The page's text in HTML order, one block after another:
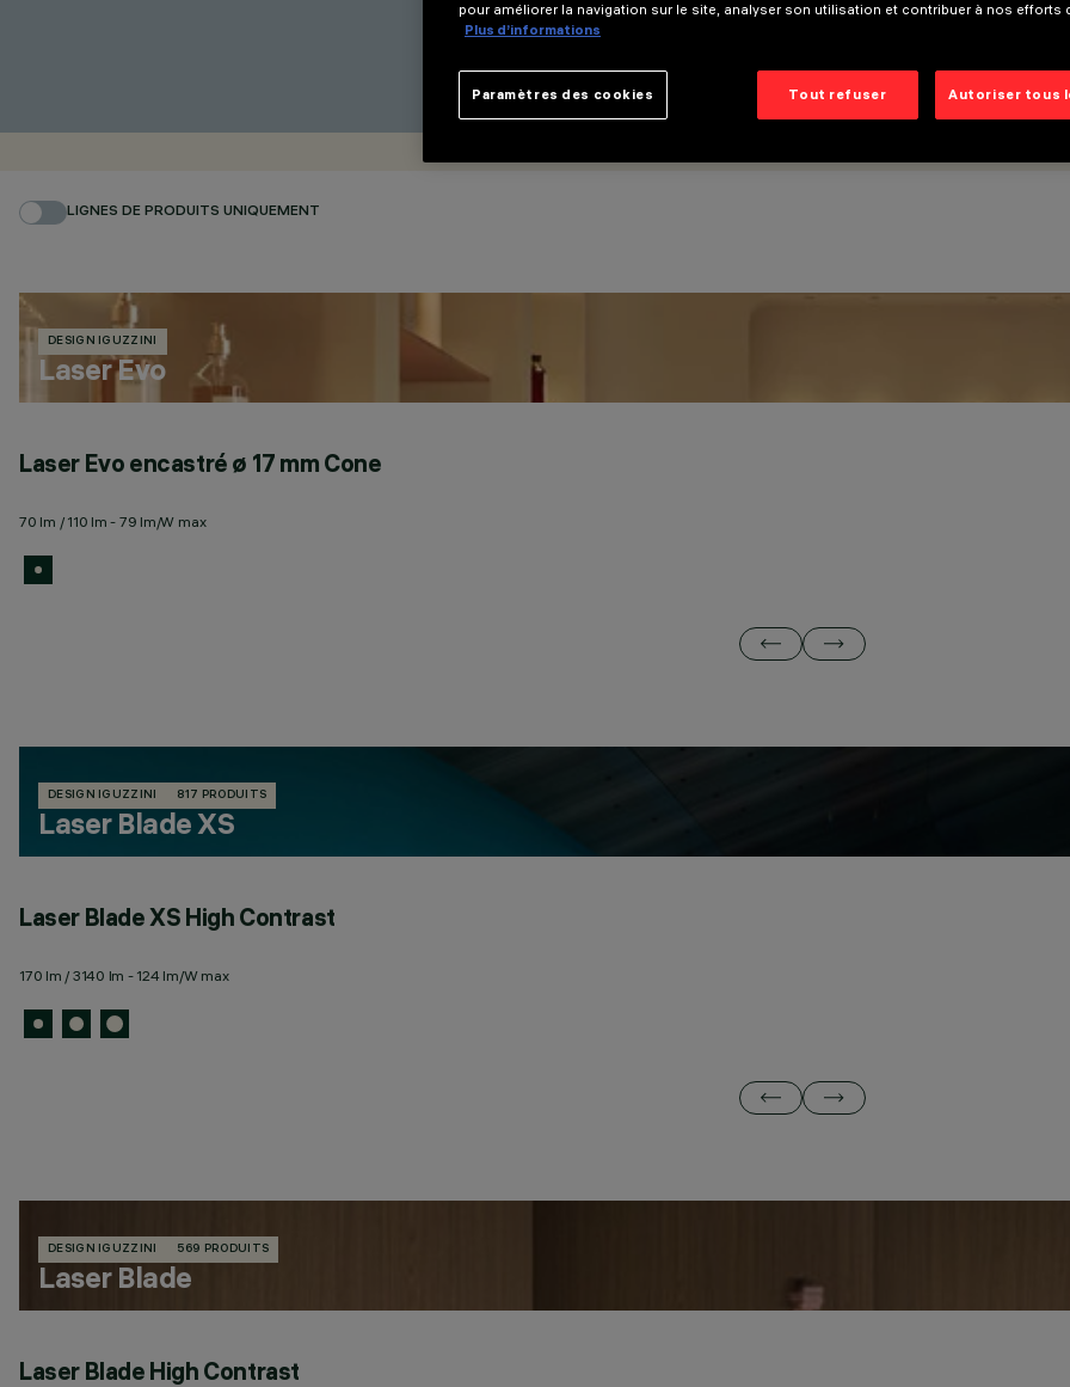
LIGNES DE PRODUITS UNIQUEMENT
DESIGN IGUZZINI
Laser Evo
Laser Evo encastré ø 17 mm Cone
70 lm / 110 lm - 79 lm/W max
DESIGN IGUZZINI 817 PRODUITS
Laser Blade XS
Laser Blade XS High Contrast
170 lm / 3140 lm - 124 lm/W max
DESIGN IGUZZINI 569 PRODUITS
Laser Blade
Laser Blade High Contrast
pour améliorer la navigation sur le site, analyser son utilisation et contribuer à nos efforts
Plus d’informations
Tout refuser Autoriser tous
Paramètres des cookies